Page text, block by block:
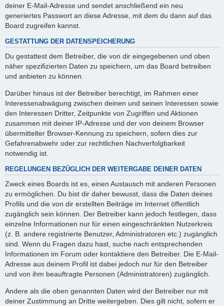
deiner E-Mail-Adresse und sendet anschließend ein neu
generiertes Passwort an diese Adresse, mit dem du dann auf das
Board zugreifen kannst.
GESTATTUNG DER DATENSPEICHERUNG
Du gestattest dem Betreiber, die von dir eingegebenen und oben
näher spezifizierten Daten zu speichern, um das Board betreiben
und anbieten zu können.
Darüber hinaus ist der Betreiber berechtigt, im Rahmen einer
Interessenabwägung zwischen deinen und seinen Interessen sowie
den Interessen Dritter, Zeitpunkte von Zugriffen und Aktionen
zusammen mit deiner IP-Adresse und der von deinem Browser
übermittelter Browser-Kennung zu speichern, sofern dies zur
Gefahrenabwehr oder zur rechtlichen Nachverfolgbarkeit
notwendig ist.
REGELUNGEN BEZÜGLICH DER WEITERGABE DEINER DATEN
Zweck eines Boards ist es, einen Austausch mit anderen Personen
zu ermöglichen. Du bist dir daher bewusst, dass die Daten deines
Profils und die von dir erstellten Beiträge im Internet öffentlich
zugänglich sein können. Der Betreiber kann jedoch festlegen, dass
einzelne Informationen nur für einen eingeschränkten Nutzerkreis
(z. B. andere registrierte Benutzer, Administratoren etc.) zugänglich
sind. Wenn du Fragen dazu hast, suche nach entsprechenden
Informationen im Forum oder kontaktiere den Betreiber. Die E-Mail-
Adresse aus deinem Profil ist dabei jedoch nur für den Betreiber
und von ihm beauftragte Personen (Administratoren) zugänglich.
Andere als die oben genannten Daten wird der Betreiber nur mit
deiner Zustimmung an Dritte weitergeben. Dies gilt nicht, sofern er